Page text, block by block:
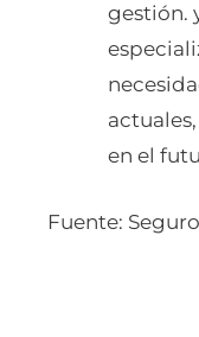
gestión.
en el
Fuente: